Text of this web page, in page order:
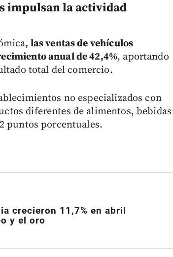
impulsan la actividad
, las ventas de vehículos
anual de 42,4%, aportando
total del comercio.
no especializados con
diferentes de alimentos, bebidas
puntos porcentuales.
crecieron 11,7% en abril
y el oro